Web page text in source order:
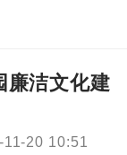
廉洁文化建
11-20 10:51